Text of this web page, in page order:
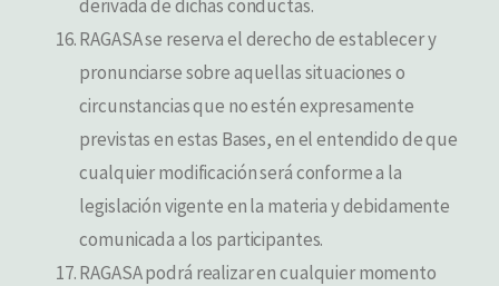
derivada de dichas conductas.
RAGASA se reserva el derecho de establecer y
pronunciarse sobre aquellas situaciones o
circunstancias que no estén expresamente
previstas en estas Bases, en el entendido de que
cualquier modificación será conforme a la
legislación vigente en la materia y debidamente
comunicada a los participantes.
RAGASA podrá realizar en cualquier momento